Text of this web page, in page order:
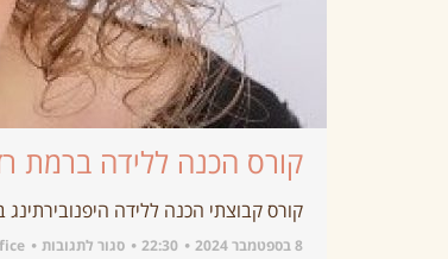
קורס הכנה ללידה ברמת
קורס קבוצתי הכנה ללידה היפנובירתינג ברמת רזיאל
8 בספטמבר 2024 22:30 סגור לתגובות